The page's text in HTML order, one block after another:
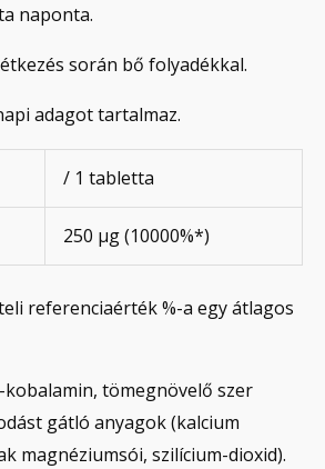
naponta.
során bő folyadékkal.
adagot tartalmaz.
/ 1 tabletta
250 μg (10000%*)
referenciaérték %-a egy átlagos
kobalamin, tömegnövelő szer
gátló anyagok (kalcium
magnéziumsói, szilícium-dioxid).